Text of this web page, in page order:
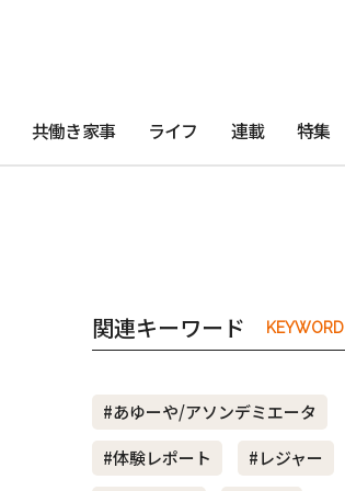
共働き家事 ライフ 連載 特集
関連キーワード KEYWORD
#あゆーや/アソンデミエータ
#体験レポート
#レジャー